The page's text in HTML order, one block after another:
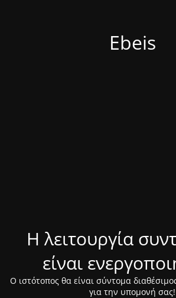
Ebeis
Η λειτουργία
είναι
Ο ιστότοπος θα είναι σύντομα
για την υπομονή σας!